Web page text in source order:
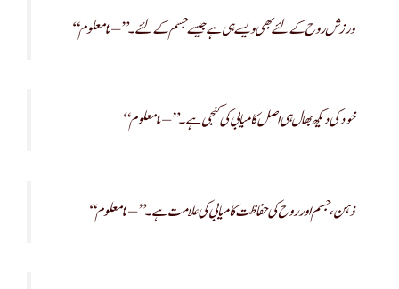
“ورزش روح کے لئے بھی ویسے ہی ہے جیسے جسم کے لئے۔” – نامعلوم
“خود کی دیکھ بھال ہی اصل کامیابی کی کنجی ہے۔” – نامعلوم
“ذہن، جسم اور روح کی حفاظت کامیابی کی علامت ہے۔” – نامعلوم